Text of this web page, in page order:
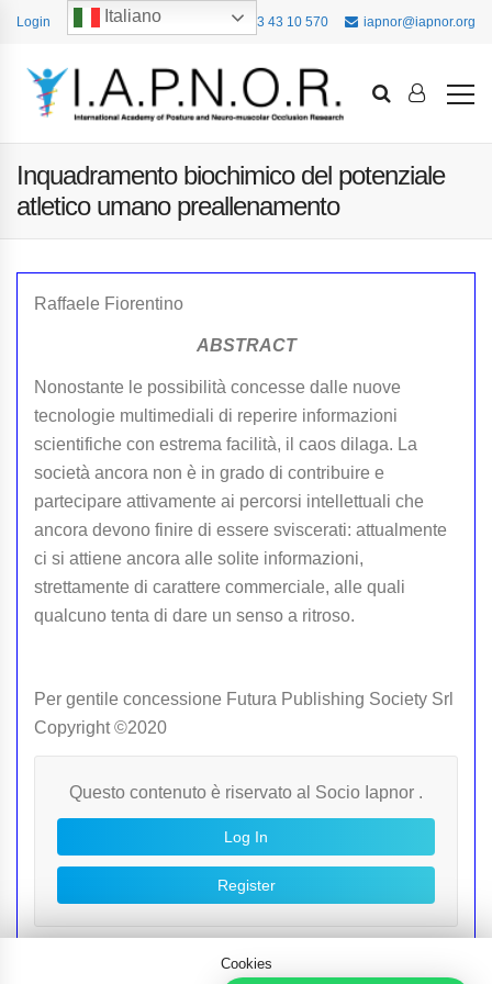
Login Italiano +39 393 43 10 570 iapnor@iapnor.org
Inquadramento biochimico del potenziale
atletico umano preallenamento
Raffaele Fiorentino
ABSTRACT
Nonostante le possibilità concesse dalle nuove
tecnologie multimediali di reperire informazioni
scientifiche con estrema facilità, il caos dilaga. La
società ancora non è in grado di contribuire e
partecipare attivamente ai percorsi intellettuali che
ancora devono finire di essere sviscerati: attualmente
ci si attiene ancora alle solite informazioni,
strettamente di carattere commerciale, alle quali
qualcuno tenta di dare un senso a ritroso.
Per gentile concessione Futura Publishing Society Srl
Copyright ©2020
Questo contenuto è riservato al Socio Iapnor .
Log In
Register
Cookies